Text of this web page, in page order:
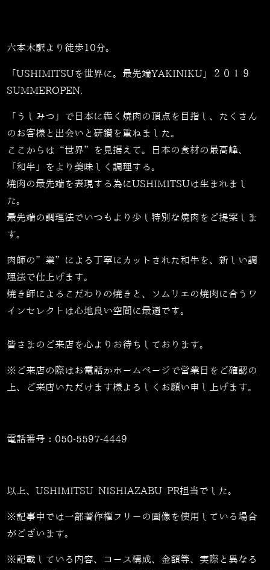
六本木駅より徒歩10分。
「USHIMITSUを世界に。最先端YAKINIKU」２０１９
SUMMEROPEN.
「うしみつ」で日本に犇く焼肉の頂点を目指し、たくさん
のお客様と出会いと研鑽を重ねました。
ここからは“世界”を見据えて。日本の食材の最高峰、
「和牛」をより美味しく調理する。
焼肉の最先端を表現する為にUSHIMITSUは生まれまし
た。
最先端の調理法でいつもより少し特別な焼肉をご提案しま
す。
肉師の”業”による丁寧にカットされた和牛を、新しい調
理法で仕上げます。
焼き師によるこだわりの焼きと、ソムリエの焼肉に合うワ
インセレクトは心地良い空間に最適です。
皆さまのご来店を心よりお待ちしております。
※ご来店の際はお電話かホームページで営業日をご確認の
上、ご来店いただけます様よろしくお願い申し上げます。
電話番号： 050-5597-4449
以上、USHIMITSU NISHIAZABU PR担当でした。
※記事中では一部著作権フリーの画像を使用している場合
がございます。
※記載している内容、コース構成、金額等、実際と異なる